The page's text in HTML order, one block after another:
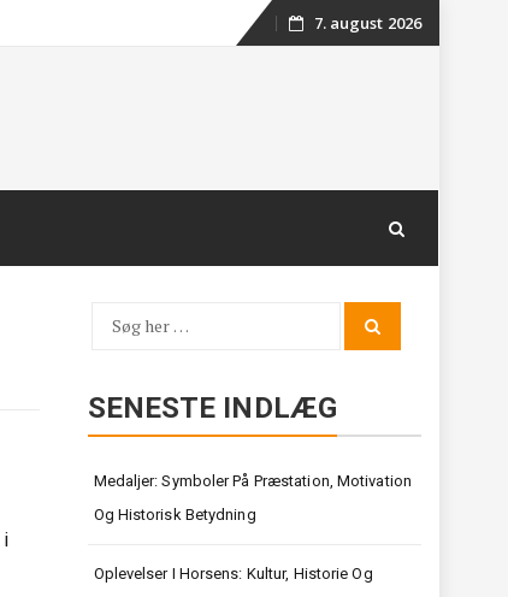
Skip
7. august 2026
i
Search
SENESTE INDLÆG
Medaljer: Symboler På Præstation, Motivation
Og Historisk Betydning
Oplevelser I Horsens: Kultur, Historie Og